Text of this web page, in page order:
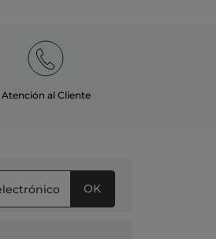
Atención al Cliente
OK